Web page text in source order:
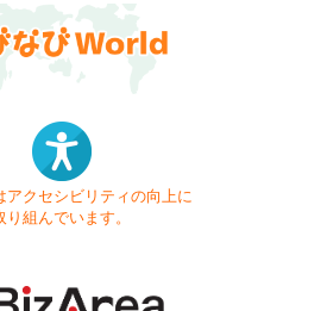
アクセシビリティの向上に
り組んでいます。